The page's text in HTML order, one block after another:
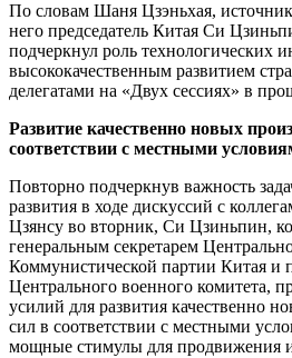
По словам Шаня Цзэньхая,
него председатель Китая Си
подчеркнул роль технологических
высококачественным развитием
делегатами на «Двух сессиях» в
Развитие качественно новых
соответствии с местными
Повторно подчеркнув важность
развития в ходе дискуссий с
Цзянсу во вторник, Си Цзиньпин,
генеральным секретарем
Коммунистической партии Китая и
Центрального военного комитета,
усилий для развития качественно
сил в соответствии с местными
мощные стимулы для продвижения